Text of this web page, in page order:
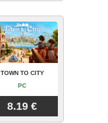
TOWN TO CITY
PC
8.19 €